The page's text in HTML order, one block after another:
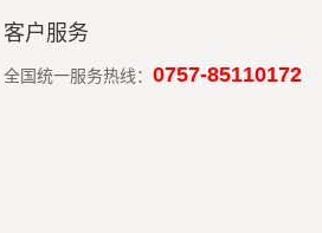
客户服务
全国统一服务热线： 0757-85110172